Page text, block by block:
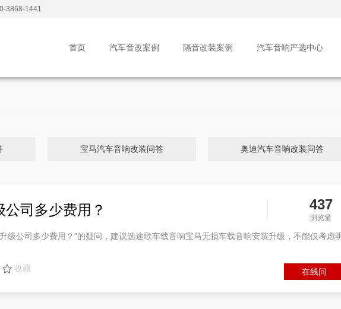
3868-1441
首页 汽车音改案例 隔音改装案例 汽车音响严选中心
宝马汽车音响改装问答 奥迪汽车音响改装问答
司多少费用？ 437
浏览量
级公司多少费用？”的疑问，建议选途歌车载音响宝马无损车载音响安装升级，不能仅考虑
收藏 在线问